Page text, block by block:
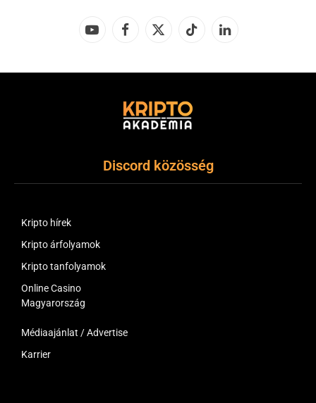
YouTubeFacebook
X
TikTok LinkedIn
Discord közösség
Kripto hírek
Kripto árfolyamok
Kripto tanfolyamok
Online Casino
Magyarország
Médiaajánlat / Advertise
Karrier